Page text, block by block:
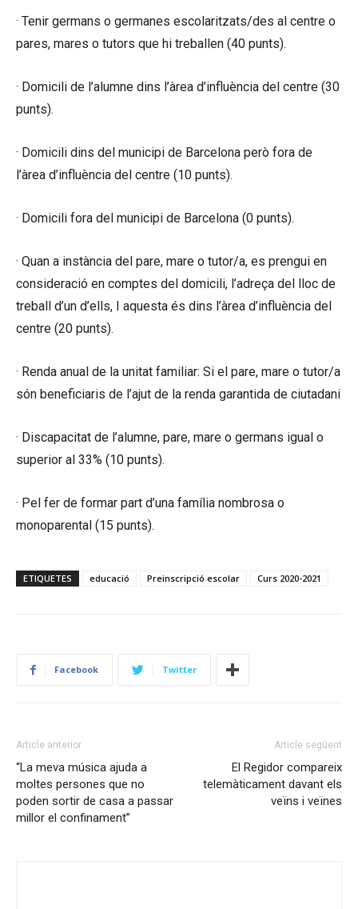
· Tenir germans o germanes escolaritzats/des al centre o
pares, mares o tutors que hi treballen (40 punts).
· Domicili de l’alumne dins l’àrea d’influència del centre (30
punts).
· Domicili dins del municipi de Barcelona però fora de
l’àrea d’influència del centre (10 punts).
· Domicili fora del municipi de Barcelona (0 punts).
· Quan a instància del pare, mare o tutor/a, es prengui en
consideració en comptes del domicili, l’adreça del lloc de
treball d’un d’ells, I aquesta és dins l’àrea d’influència del
centre (20 punts).
· Renda anual de la unitat familiar: Si el pare, mare o tutor/a
són beneficiaris de l’ajut de la renda garantida de ciutadani
· Discapacitat de l’alumne, pare, mare o germans igual o
superior al 33% (10 punts).
· Pel fer de formar part d’una família nombrosa o
monoparental (15 punts).
ETIQUETES educació Preinscripció escolar Curs 2020-2021
Facebook Twitter
Article anterior
“La meva música ajuda a
moltes persones que no
poden sortir de casa a passar
millor el confinament”
Article següent
El Regidor compareix
telemàticament davant els
veïns i veïnes